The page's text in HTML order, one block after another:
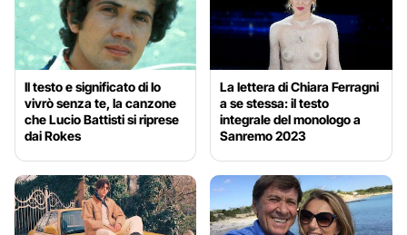
Il testo e significato di Io
vivrò senza te, la canzone
che Lucio Battisti si riprese
dai Rokes
La lettera di Chiara Ferragni
a se stessa: il testo
integrale del monologo a
Sanremo 2023